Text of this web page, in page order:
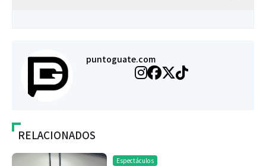
puntoguate.com
RELACIONADOS
Espectáculos